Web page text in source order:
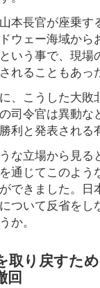
本長官が座乗す
ウェー海域か
いう事で、現場
れることもあっ
、こうした大敗
司令官は異動な
利と発表される
な立場から見る
通じてこのよう
できました。日
ついて反省をし
か。
り戻すた
回